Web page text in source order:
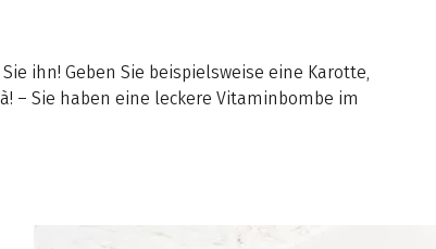
ihn! Geben Sie beispielsweise eine Karotte,
– Sie haben eine leckere Vitaminbombe im